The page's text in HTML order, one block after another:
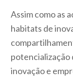
Assim como as
habitats de
potencialização
inovação e